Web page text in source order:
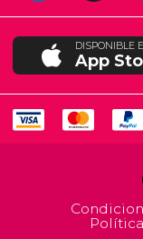
DISPONIBLE
App